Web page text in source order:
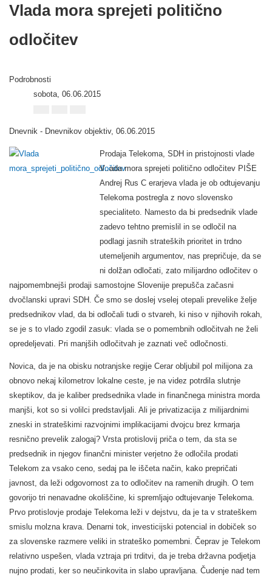
Vlada mora sprejeti politično
odločitev
Podrobnosti
sobota, 06.06.2015
Dnevnik - Dnevnikov objektiv, 06.06.2015
Prodaja Telekoma, SDH in pristojnosti vlade
V..ada mora sprejeti politično odločitev PIŠE
Andrej Rus C erarjeva vlada je ob odtujevanju
Telekoma postregla z novo slovensko
specialiteto. Namesto da bi predsednik vlade
zadevo tehtno premislil in se odločil na
podlagi jasnih strateških prioritet in trdno
utemeljenih argumentov, nas prepričuje, da se
ni dolžan odločati, zato milijardno odločitev o
najpomembnejši prodaji samostojne Slovenije prepušča začasni
dvočlanski upravi SDH. Če smo se doslej vselej otepali prevelike želje
predsednikov vlad, da bi odločali tudi o stvareh, ki niso v njihovih rokah,
se je s to vlado zgodil zasuk: vlada se o pomembnih odločitvah ne želi
opredeljevati. Pri manjših odločitvah je zaznati več odločnosti.
Novica, da je na obisku notranjske regije Cerar obljubil pol milijona za
obnovo nekaj kilometrov lokalne ceste, je na videz potrdila slutnje
skeptikov, da je kaliber predsednika vlade in finančnega ministra morda
manjši, kot so si volilci predstavljali. Ali je privatizacija z milijardnimi
zneski in strateškimi razvojnimi implikacijami dvojcu brez krmarja
resnično prevelik zalogaj? Vrsta protislovij priča o tem, da sta se
predsednik in njegov finančni minister verjetno že odločila prodati
Telekom za vsako ceno, sedaj pa le iščeta način, kako prepričati
javnost, da leži odgovornost za to odločitev na ramenih drugih. O tem
govorijo tri nenavadne okoliščine, ki spremljajo odtujevanje Telekoma.
Prvo protislovje prodaje Telekoma leži v dejstvu, da je ta v strateškem
smislu molzna krava. Denarni tok, investicijski potencial in dobiček so
za slovenske razmere veliki in strateško pomembni. Čeprav je Telekom
relativno uspešen, vlada vztraja pri trditvi, da je treba državna podjetja
nujno prodati, ker so neučinkovita in slabo upravljana. Čudenje nad tem